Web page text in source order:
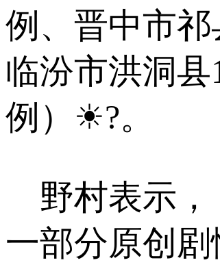
例、晋中市祁
临汾市洪洞
例）☀?。
野村表示，
一部分原创